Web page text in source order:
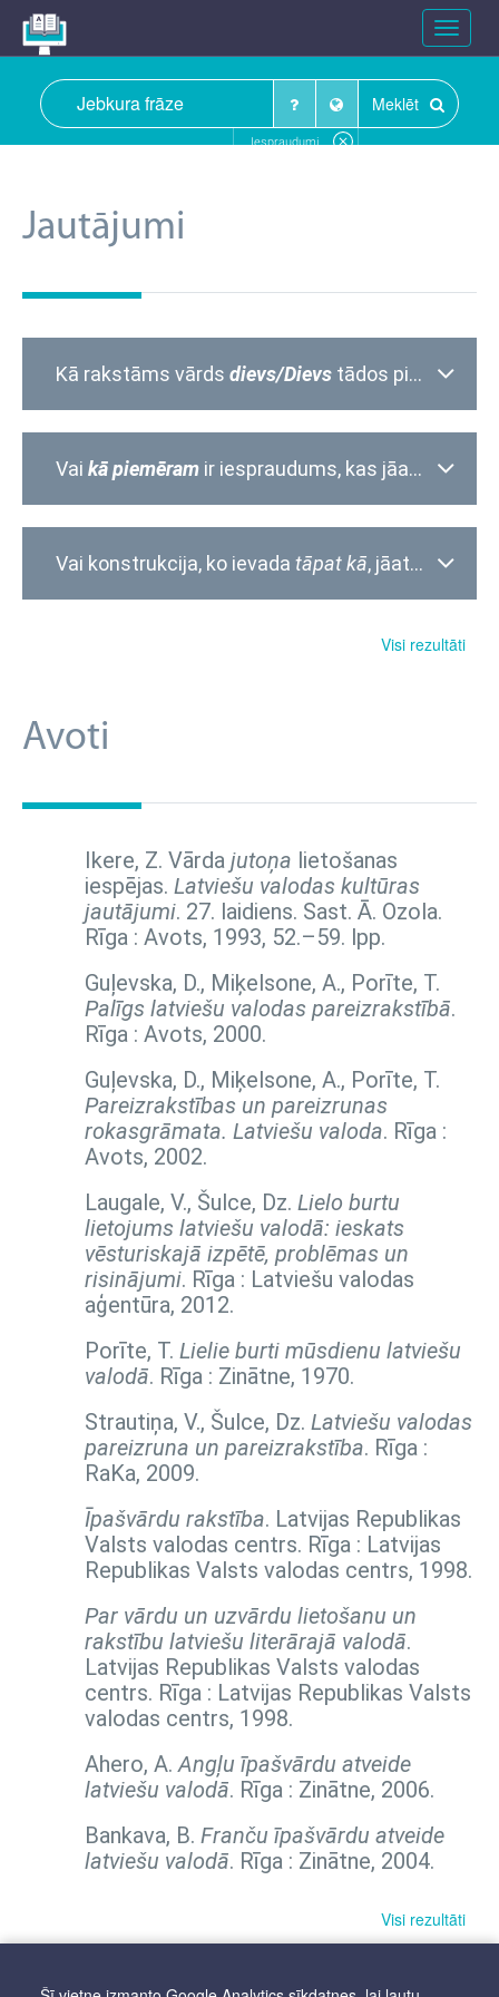
Toggle
Meklēt
Iespraudumi
Jautājumi
Kā rakstāms vārds dievs/Dievs tādos piemēros kā
Vai kā piemēram ir iespraudums, kas jāatdala ar komatu?
Vai konstrukcija, ko ievada tāpat kā, jāatdala ar komatu?
Visi rezultāti
Avoti
Ikere, Z. Vārda jutoņa lietošanas
iespējas. Latviešu valodas kultūras
jautājumi. 27. laidiens. Sast. Ā. Ozola.
Rīga : Avots, 1993, 52.–59. lpp.
Guļevska, D., Miķelsone, A., Porīte, T.
Palīgs latviešu valodas pareizrakstībā.
Rīga : Avots, 2000.
Guļevska, D., Miķelsone, A., Porīte, T.
Pareizrakstības un pareizrunas
rokasgrāmata. Latviešu valoda. Rīga :
Avots, 2002.
Laugale, V., Šulce, Dz. Lielo burtu
lietojums latviešu valodā: ieskats
vēsturiskajā izpētē, problēmas un
risinājumi. Rīga : Latviešu valodas
aģentūra, 2012.
Porīte, T. Lielie burti mūsdienu latviešu
valodā. Rīga : Zinātne, 1970.
Strautiņa, V., Šulce, Dz. Latviešu valodas
pareizruna un pareizrakstība. Rīga :
RaKa, 2009.
Īpašvārdu rakstība. Latvijas Republikas
Valsts valodas centrs. Rīga : Latvijas
Republikas Valsts valodas centrs, 1998.
Par vārdu un uzvārdu lietošanu un
rakstību latviešu literārajā valodā.
Latvijas Republikas Valsts valodas
centrs. Rīga : Latvijas Republikas Valsts
valodas centrs, 1998.
Ahero, A.Angļu īpašvārdu atveide
latviešu valodā. Rīga : Zinātne, 2006.
Bankava, B. Franču īpašvārdu atveide
latviešu valodā. Rīga : Zinātne, 2004.
Visi rezultāti